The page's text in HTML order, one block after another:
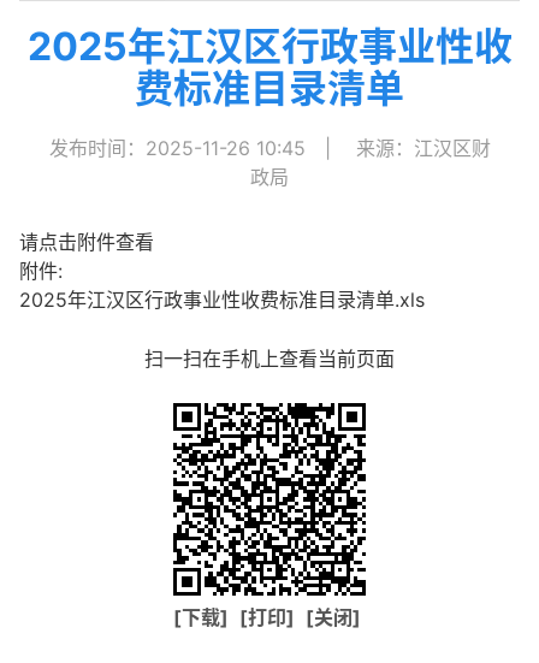
2025年江汉区行政事业性收
费标准目录清单
发布时间：2025-11-26 10:45
来源：江汉区财
政局
请点击附件查看
附件:
2025年江汉区行政事业性收费标准目录清单.xls
扫一扫在手机上查看当前页面
[下载] [打印] [关闭]